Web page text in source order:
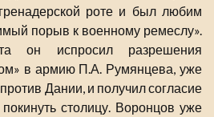
роте и был любим
порыв к военному ремеслу».
он испросил разрешения
в армию П.А. Румянцева, уже
Дании, и получил согласие
столицу. Воронцов уже